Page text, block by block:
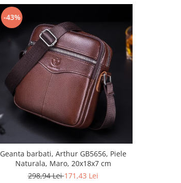
-43%
Geanta barbati, Arthur GB5656, Piele
Naturala, Maro, 20x18x7 cm
298,94 Lei171,43 Lei